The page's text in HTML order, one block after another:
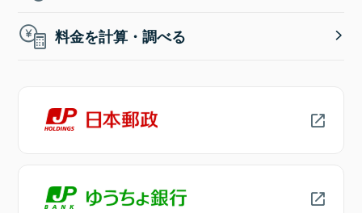
料金を計算・調べる